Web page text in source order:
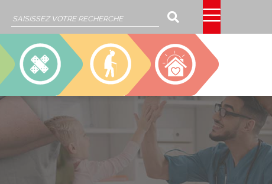
Rechercher
SSIAD EHPAD CAJOU